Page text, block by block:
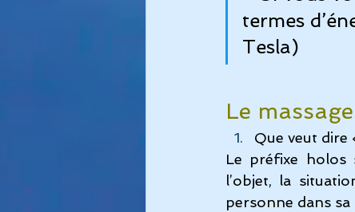
termes
Tesla)
Le
Que veut dire
Le préfixe holos
l’objet, la
personne dans sa